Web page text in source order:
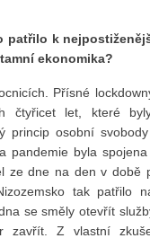
patřilo k
ekonomika?
Přísné
čtyřicet let, které
princip osobní
byla
ze dne na den v době
tak patřilo
se směly otevřít
zavřít. Z vlastní